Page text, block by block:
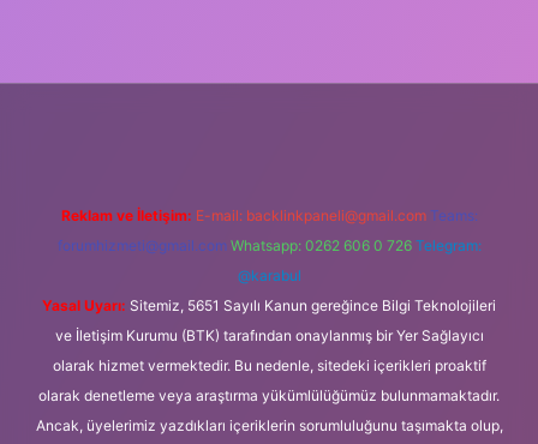
Reklam ve İletişim: E-mail: backlinkpaneli@gmail.com Teams:
forumhizmeti@gmail.com Whatsapp: 0262 606 0 726 Telegram:
@karabul
Yasal Uyarı: Sitemiz, 5651 Sayılı Kanun gereğince Bilgi Teknolojileri
ve İletişim Kurumu (BTK) tarafından onaylanmış bir Yer Sağlayıcı
olarak hizmet vermektedir. Bu nedenle, sitedeki içerikleri proaktif
olarak denetleme veya araştırma yükümlülüğümüz bulunmamaktadır.
Ancak, üyelerimiz yazdıkları içeriklerin sorumluluğunu taşımakta olup,